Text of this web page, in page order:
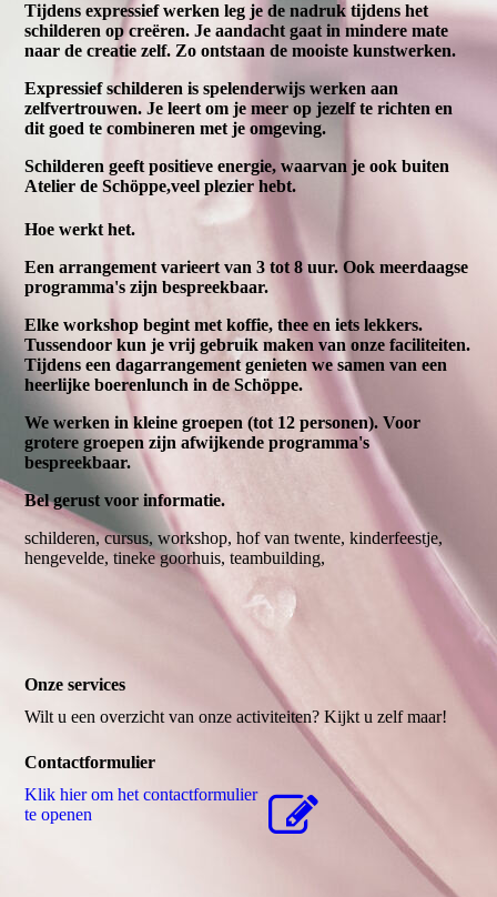
Tijdens expressief werken leg je de nadruk tijdens het
schilderen op creëren. Je aandacht gaat in mindere mate
naar de creatie zelf. Zo ontstaan de mooiste kunstwerken.
Expressief schilderen is spelenderwijs werken aan
zelfvertrouwen. Je leert om je meer op jezelf te richten en
dit goed te combineren met je omgeving.
Schilderen geeft positieve energie, waarvan je ook buiten
Atelier de Schöppe,veel plezier hebt.
Hoe werkt het.
Een arrangement varieert van 3 tot 8 uur. Ook meerdaagse
programma's zijn bespreekbaar.
Elke workshop begint met koffie, thee en iets lekkers.
Tussendoor kun je vrij gebruik maken van onze faciliteiten.
Tijdens een dagarrangement genieten we samen van een
heerlijke boerenlunch in de Schöppe.
We werken in kleine groepen (tot 12 personen). Voor
grotere groepen zijn afwijkende programma's
bespreekbaar.
Bel gerust voor informatie.
schilderen, cursus, workshop, hof van twente, kinderfeestje,
hengevelde, tineke goorhuis, teambuilding,
Onze services
Wilt u een overzicht van onze activiteiten? Kijkt u zelf maar!
Contactformulier
Klik hier om het contactformulier
te openen